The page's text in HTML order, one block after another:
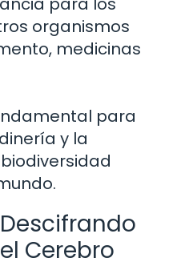
organismos
medicinas
para
y la
Cerebro